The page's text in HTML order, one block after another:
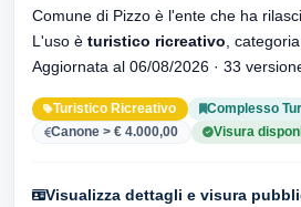
Comune di Pizzo è l'ente che ha
L'uso è turistico ricreativo , categoria
Aggiornata al 06/08/
Turistico Ricreativo Complesso
Canone > € 4.000,00
Visura
Visualizza dettagli e visura